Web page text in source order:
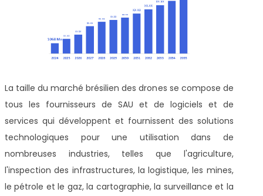
La taille du marché brésilien des drones se compose de
tous les fournisseurs de SAU et de logiciels et de
services qui développent et fournissent des solutions
technologiques pour une utilisation dans de
nombreuses industries, telles que l'agriculture,
l'inspection des infrastructures, la logistique, les mines,
le pétrole et le gaz, la cartographie, la surveillance et la